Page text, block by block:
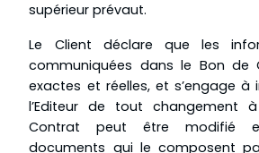
supérieur prévaut.
Le Client déclare que les
communiquées dans le Bon de
exactes et réelles, et s’engage
l’Editeur de tout changement
Contrat peut être modifié
documents qui le composent